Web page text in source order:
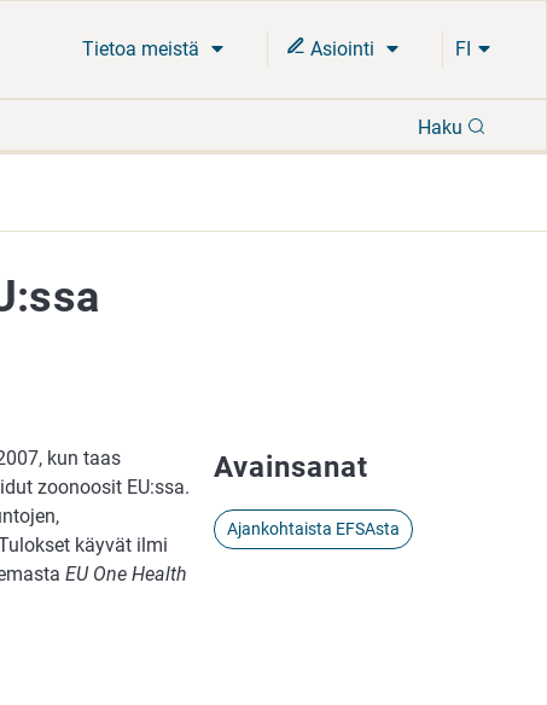
Tietoa meistä Asiointi FI
Haku
kun taas
zoonoosit EU:ssa.
käyvät ilmi
EU One Health
Avainsanat
Ajankohtaista EFSAsta